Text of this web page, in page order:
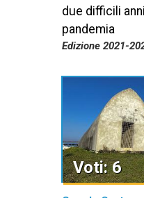
due difficili
pandemia
Edizione 2021-
Voti: 6